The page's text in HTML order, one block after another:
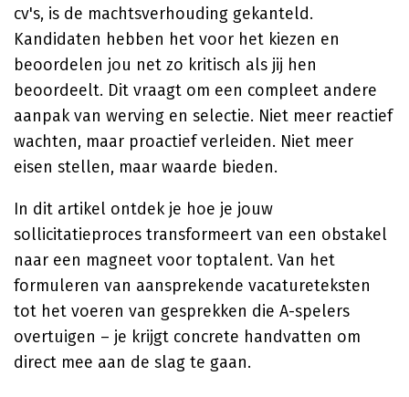
cv's, is de machtsverhouding gekanteld.
Kandidaten hebben het voor het kiezen en
beoordelen jou net zo kritisch als jij hen
beoordeelt. Dit vraagt om een compleet andere
aanpak van werving en selectie. Niet meer reactief
wachten, maar proactief verleiden. Niet meer
eisen stellen, maar waarde bieden.
In dit artikel ontdek je hoe je jouw
sollicitatieproces transformeert van een obstakel
naar een magneet voor toptalent. Van het
formuleren van aansprekende vacatureteksten
tot het voeren van gesprekken die A-spelers
overtuigen – je krijgt concrete handvatten om
direct mee aan de slag te gaan.